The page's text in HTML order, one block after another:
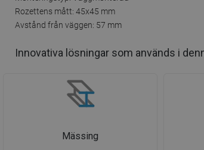
Rozettens mått: 45x45 mm
Avstånd från väggen: 57 mm
Innovativa lösningar som används i
Mässing